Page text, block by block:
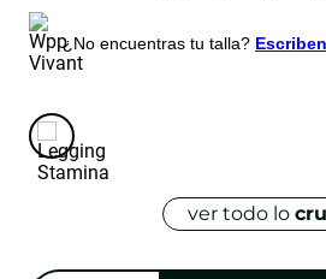
¿No encuentras tu talla?
ver todo lo